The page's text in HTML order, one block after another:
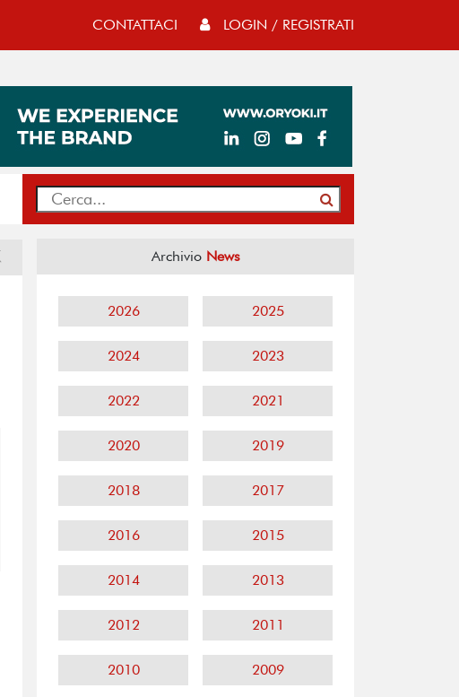
CONTATTACI LOGIN / REGISTRATI
Archivio News
2026 2025
2024 2023
2022 2021
2020 2019
2018 2017
2016 2015
2014 2013
2012 2011
2010 2009